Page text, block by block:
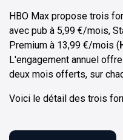
HBO Max propose trois
avec pub à 5,99 €/mois,
Premium à 13,99 €/mois (
L'engagement annuel
deux mois offerts, sur
Voici le détail des trois